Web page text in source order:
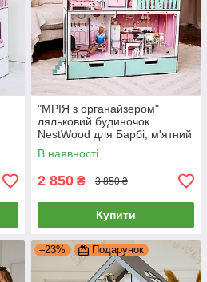
"МРІЯ з органайзером"
ляльковий будиночок
NestWood для Барбі, м'ятний
+ вітальня
В наявності
2 850 ₴ 3 850 ₴
Купити
–23% Подарунок